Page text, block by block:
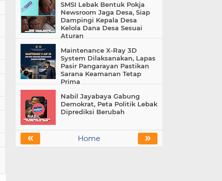
SMSI Lebak Bentuk Pokja
Newsroom Jaga Desa, Siap
Dampingi Kepala Desa
Kelola Dana Desa Sesuai
Aturan
Maintenance X-Ray 3D
System Dilaksanakan, Lapas
Pasir Pangarayan Pastikan
Sarana Keamanan Tetap
Prima
Nabil Jayabaya Gabung
Demokrat, Peta Politik Lebak
Diprediksi Berubah
« »
Home